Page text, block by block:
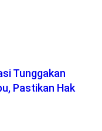
Tunggakan
Pastikan Hak